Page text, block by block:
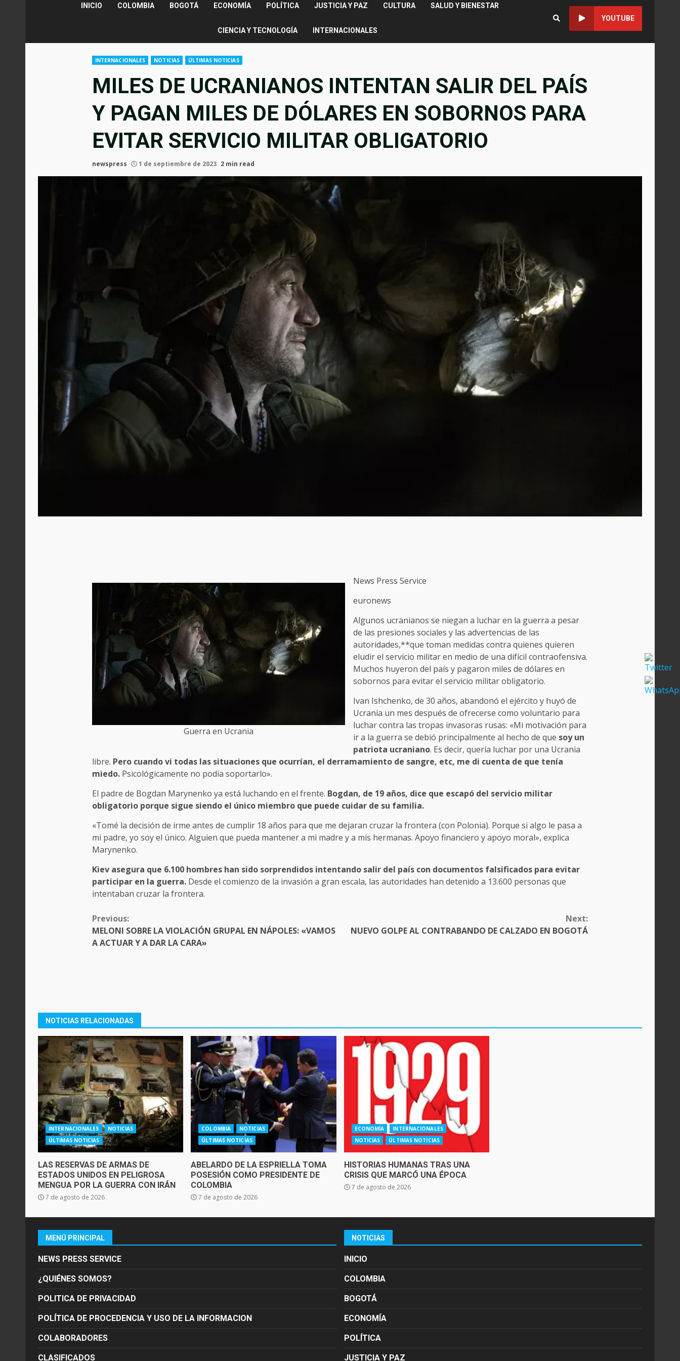
INICIO COLOMBIA BOGOTÁ ECONOMÍA POLÍTICA JUSTICIA Y PAZ CULTURA SALUD Y BIENESTAR
CIENCIA Y TECNOLOGÍA INTERNACIONALES
YOUTUBE
INTERNACIONALES NOTICIAS ÚLTIMAS NOTICIAS
MILES DE UCRANIANOS INTENTAN SALIR DEL PAÍS
Y PAGAN MILES DE DÓLARES EN SOBORNOS PARA
EVITAR SERVICIO MILITAR OBLIGATORIO
newspress 1 de septiembre de 2023 2 min read
Guerra en Ucrania
News Press Service
euronews
Algunos ucranianos se niegan a luchar en la guerra a pesar
de las presiones sociales y las advertencias de las
autoridades,**que toman medidas contra quienes quieren
eludir el servicio militar en medio de una difícil contraofensiva.
Muchos huyeron del país y pagaron miles de dólares en
sobornos para evitar el servicio militar obligatorio.
Ivan Ishchenko, de 30 años, abandonó el ejército y huyó de
Ucrania un mes después de ofrecerse como voluntario para
luchar contra las tropas invasoras rusas: «Mi motivación para
ir a la guerra se debió principalmente al hecho de que soy un
patriota ucraniano. Es decir, quería luchar por una Ucrania
libre. Pero cuando vi todas las situaciones que ocurrían, el derramamiento de sangre, etc, me di cuenta de que tenía
miedo.Psicológicamente no podía soportarlo».
El padre de Bogdan Marynenko ya está luchando en el frente. Bogdan, de 19 años, dice que escapó del servicio militar
obligatorio porque sigue siendo el único miembro que puede cuidar de su familia.
«Tomé la decisión de irme antes de cumplir 18 años para que me dejaran cruzar la frontera (con Polonia). Porque si algo le pasa a
mi padre, yo soy el único. Alguien que pueda mantener a mi madre y a mis hermanas. Apoyo financiero y apoyo moral», explica
Marynenko.
Kiev asegura que 6.100 hombres han sido sorprendidos intentando salir del país con documentos falsificados para evitar
participar en la guerra.Desde el comienzo de la invasión a gran escala, las autoridades han detenido a 13.600 personas que
intentaban cruzar la frontera.
CONTINUE
READING
Previous:
MELONI SOBRE LA VIOLACIÓN GRUPAL EN NÁPOLES: «VAMOS
A ACTUAR Y A DAR LA CARA»
Next:
NUEVO GOLPE AL CONTRABANDO DE CALZADO EN BOGOTÁ
NOTICIAS RELACIONADAS
INTERNACIONALES
NOTICIAS
ÚLTIMAS NOTICIAS
LAS RESERVAS DE ARMAS DE
ESTADOS UNIDOS EN PELIGROSA
MENGUA POR LA GUERRA CON IRÁN
7 de agosto de 2026
COLOMBIA
NOTICIAS
ÚLTIMAS NOTICIAS
ABELARDO DE LA ESPRIELLA TOMA
POSESIÓN COMO PRESIDENTE DE
COLOMBIA
7 de agosto de 2026
ECONOMÍA
INTERNACIONALES
NOTICIAS
ÚLTIMAS NOTICIAS
HISTORIAS HUMANAS TRAS UNA
CRISIS QUE MARCÓ UNA ÉPOCA
7 de agosto de 2026
MENÚ PRINCIPAL
NEWS PRESS SERVICE
¿QUIÉNES SOMOS?
POLITICA DE PRIVACIDAD
POLÍTICA DE PROCEDENCIA Y USO DE LA INFORMACION
COLABORADORES
CLASIFICADOS
NOTICIAS
INICIO
COLOMBIA
BOGOTÁ
ECONOMÍA
POLÍTICA
JUSTICIA Y PAZ